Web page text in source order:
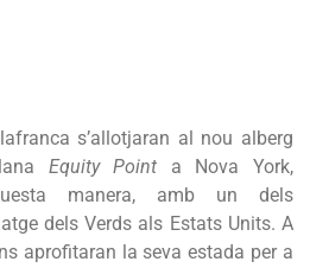
s’allotjaran al nou alberg
Equity Point a Nova York,
manera, amb un dels
dels Verds als Estats Units. A
aprofitaran la seva estada per a